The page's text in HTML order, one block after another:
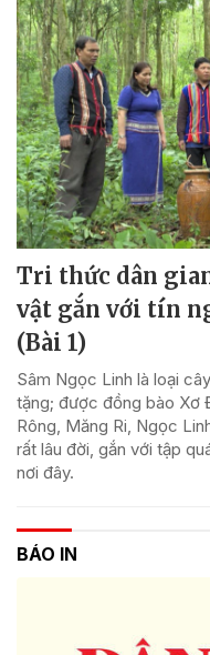
Tri thức dân
vật gắn với tín
(Bài 1)
Sâm Ngọc Linh là loại
tặng; được đồng bào Xơ
Rông, Măng Ri, Ngọc
rất lâu đời, gắn với tập
nơi đây.
BÁO IN